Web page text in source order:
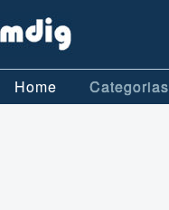
Home Categorias